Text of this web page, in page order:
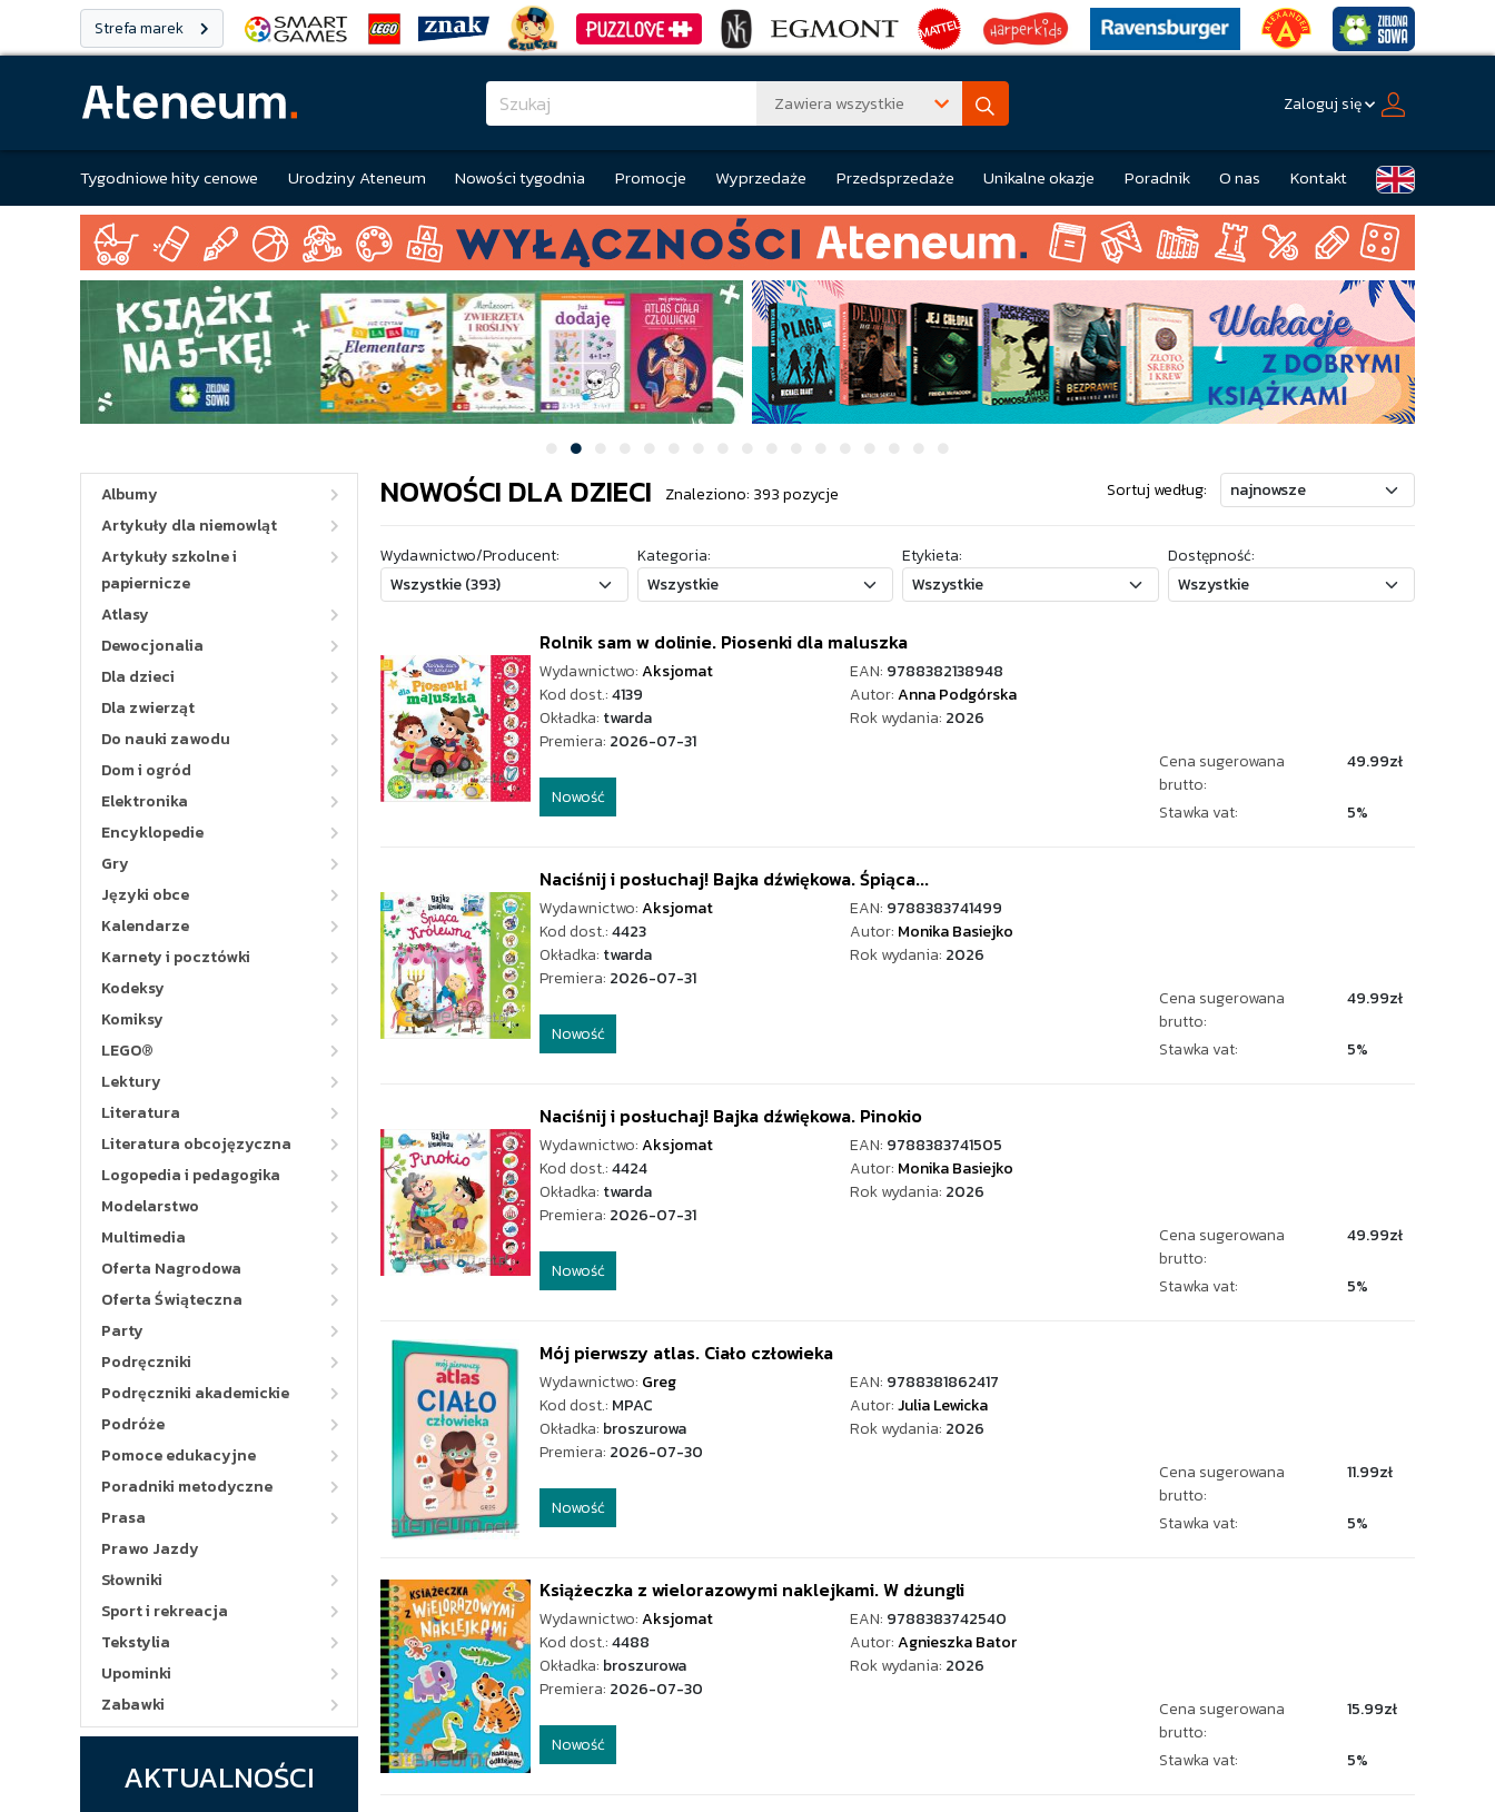
Strefa marek
Zawiera wszystkie Zaloguj się
Tygodniowe hity cenowe Urodziny Ateneum Nowości tygodnia Promocje Wyprzedaże Przedsprzedaże Unikalne okazje Poradnik O nas Kontakt
Albumy
Artykuły dla niemowląt
Artykuły szkolne i
papiernicze
Atlasy
Dewocjonalia
Dla dzieci
Dla zwierząt
Do nauki zawodu
Dom i ogród
Elektronika
Encyklopedie
Gry
Języki obce
Kalendarze
Karnety i pocztówki
Kodeksy
Komiksy
LEGO®
Lektury
Literatura
Literatura obcojęzyczna
Logopedia i pedagogika
Modelarstwo
Multimedia
Oferta Nagrodowa
Oferta Świąteczna
Party
Podręczniki
Podręczniki akademickie
Podróże
Pomoce edukacyjne
Poradniki metodyczne
Prasa
Prawo Jazdy
Słowniki
Sport i rekreacja
Tekstylia
Upominki
Zabawki
AKTUALNOŚCI
NOWOŚCI DLA DZIECI Znaleziono: 393 pozycje Sortuj według:
Wydawnictwo/Producent: Kategoria: Etykieta: Dostępność:
Rolnik sam w dolinie. Piosenki dla maluszka
Wydawnictwo:Aksjomat EAN: 9788382138948
Kod dost.:4139 Autor:Anna Podgórska
Okładka: twarda Rok wydania: 2026
Premiera: 2026-07-31
Nowość
Cena sugerowana
brutto:
49.99zł
Stawka vat: 5%
Naciśnij i posłuchaj! Bajka dźwiękowa. Śpiąca...
Wydawnictwo:Aksjomat EAN: 9788383741499
Kod dost.:4423 Autor: Monika Basiejko
Okładka: twarda Rok wydania: 2026
Premiera: 2026-07-31
Nowość
Cena sugerowana
brutto:
49.99zł
Stawka vat: 5%
Naciśnij i posłuchaj! Bajka dźwiękowa. Pinokio
Wydawnictwo:Aksjomat EAN: 9788383741505
Kod dost.:4424 Autor: Monika Basiejko
Okładka: twarda Rok wydania: 2026
Premiera: 2026-07-31
Nowość
Cena sugerowana
brutto:
49.99zł
Stawka vat: 5%
Mój pierwszy atlas. Ciało człowieka
Wydawnictwo: Greg EAN: 9788381862417
Kod dost.: MPAC Autor:Julia Lewicka
Okładka: broszurowa Rok wydania: 2026
Premiera: 2026-07-30
Nowość
Cena sugerowana
brutto:
11.99zł
Stawka vat: 5%
Książeczka z wielorazowymi naklejkami. W dżungli
Wydawnictwo:Aksjomat EAN: 9788383742540
Kod dost.:4488 Autor:Agnieszka Bator
Okładka: broszurowa Rok wydania: 2026
Premiera: 2026-07-30
Nowość
Cena sugerowana
brutto:
15.99zł
Stawka vat: 5%